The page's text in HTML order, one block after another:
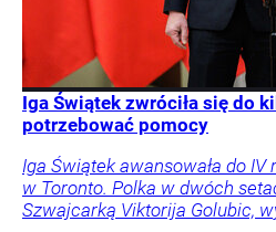
Iga Świątek zwróciła się do
potrzebować pomocy
Iga Świątek awansowała do
w Toronto. Polka w dwóch
Szwajcarką Viktorija Golubic,